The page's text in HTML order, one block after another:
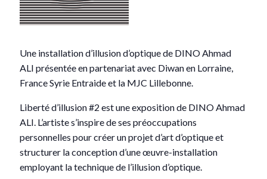
Une installation d’illusion d’optique de DINO Ahmad
ALI présentée en partenariat avec Diwan en Lorraine,
France Syrie Entraide et la MJC Lillebonne.
Liberté d’illusion #2 est une exposition de DINO Ahmad
ALI. L’artiste s’inspire de ses préoccupations
personnelles pour créer un projet d’art d’optique et
structurer la conception d’une œuvre-installation
employant la technique de l’illusion d’optique.